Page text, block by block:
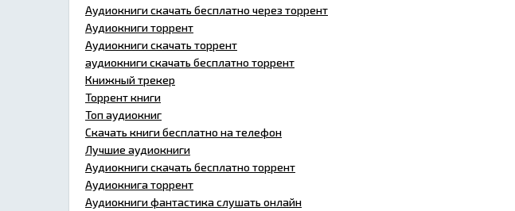
Аудиокниги скачать бесплатно через торрент
Аудиокниги торрент
Аудиокниги скачать торрент
аудиокниги скачать бесплатно торрент
Книжный трекер
Торрент книги
Топ аудиокниг
Скачать книги бесплатно на телефон
Лучшие аудиокниги
Аудиокниги скачать бесплатно торрент
Аудиокнига торрент
Аудиокниги фантастика слушать онлайн